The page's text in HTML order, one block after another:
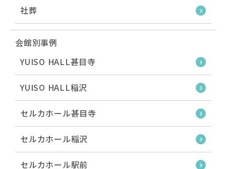
社葬
会館別事例
YUISO HALL甚目寺
YUISO HALL稲沢
セルカホール甚目寺
セルカホール稲沢
セルカホール駅前